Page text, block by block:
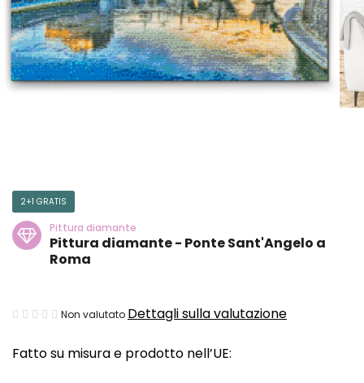
Fatto su misura e prodotto nell’UE:
2+1 GRATIS
Pittura diamante
Pittura diamante - Ponte Sant'Angelo a
Roma
La
media
Non valutato Dettagli sulla valutazione